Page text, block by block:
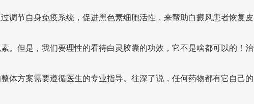
调节自身免疫系统，促进黑色素细胞活性，来帮助白癜风患者恢复皮
素。但是，我们要理性的看待白灵胶囊的功效，它不是啥都可以的！治
体方案需要遵循医生的专业指导。往深了说，任何药物都有它自己的